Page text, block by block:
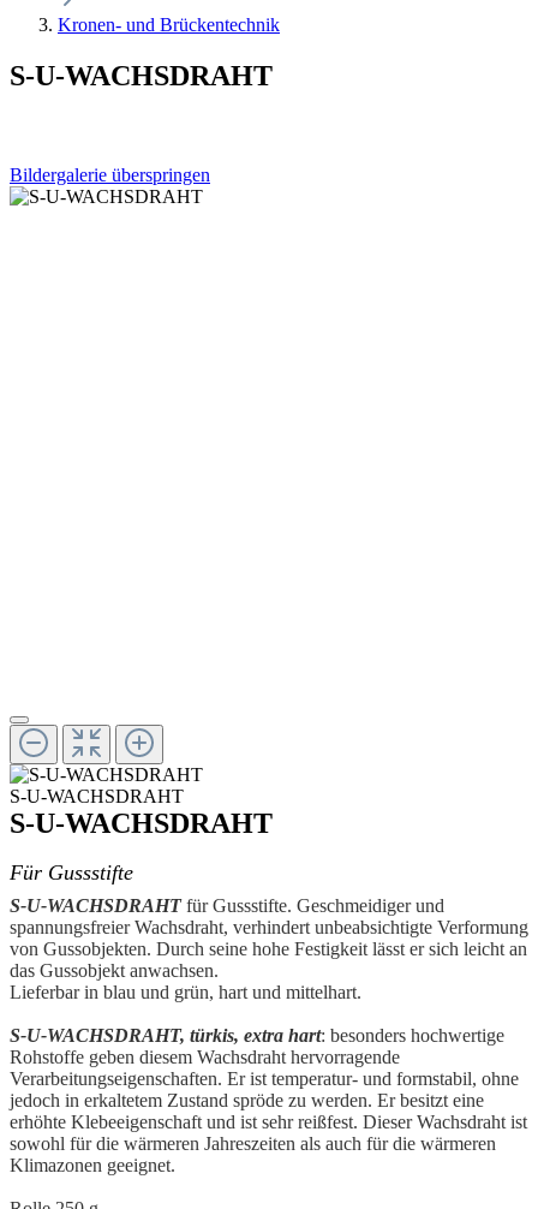
Kronen- und Brückentechnik
S-U-WACHSDRAHT
Bildergalerie überspringen
S-U-WACHSDRAHT
S-U-WACHSDRAHT
Für Gussstifte
S-U-WACHSDRAHTfür Gussstifte. Geschmeidiger und
spannungsfreier Wachsdraht, verhindert unbeabsichtigte Verformung
von Gussobjekten. Durch seine hohe Festigkeit lässt er sich leicht an
das Gussobjekt anwachsen.
Lieferbar in blau und grün, hart und mittelhart.
S-U-WACHSDRAHT, türkis, extra hart: besonders hochwertige
Rohstoffe geben diesem Wachsdraht hervorragende
Verarbeitungseigenschaften. Er ist temperatur- und formstabil, ohne
jedoch in erkaltetem Zustand spröde zu werden. Er besitzt eine
erhöhte Klebeeigenschaft und ist sehr reißfest. Dieser Wachsdraht ist
sowohl für die wärmeren Jahreszeiten als auch für die wärmeren
Klimazonen geeignet.